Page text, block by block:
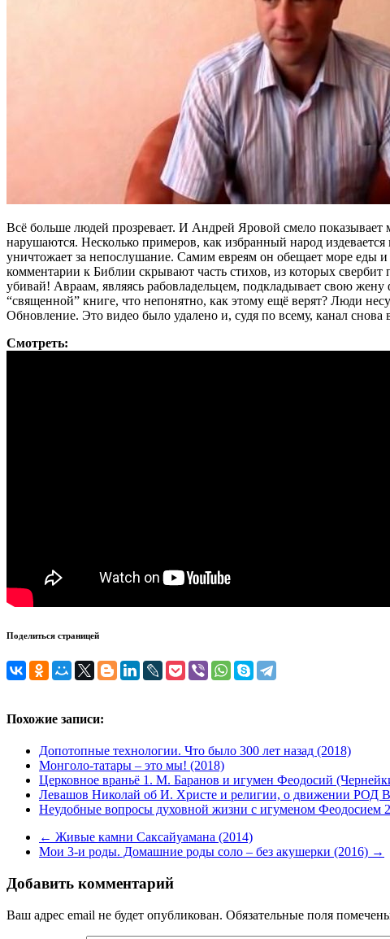
Всё больше людей прозревает. И Андрей Яровой смело показывает
нарушаются. Несколько примеров, как избранный народ
уничтожает за непослушание. Самим евреям он обещает море еды
комментарии к Библии скрывают часть стихов, из которых
убивай! Авраам, являясь рабовладельцем, подкладывает свою
“священной” книге, что непонятно, как этому ещё верят? Люди
Обновление. Это видео было удалено и, судя по всему, канал снова
Смотреть:
Поделиться страницей
Похожие записи:
Допотопные технологии. Что было 300 лет назад (2018)
Монголо-татары – это мы! (2018)
Церковное враньё 1. М. Баранов и игумен Феодосий
Левашов Николай об И. Христе и религии, о движении РОД
Неудобные вопросы духовной жизни с игуменом Феодосием
← Живые камни Саксайуамана (2014)
Мои 3-и роды. Домашние роды соло – без акушерки (2016) →
Добавить комментарий
Ваш адрес email не будет опубликован. Обязательные поля